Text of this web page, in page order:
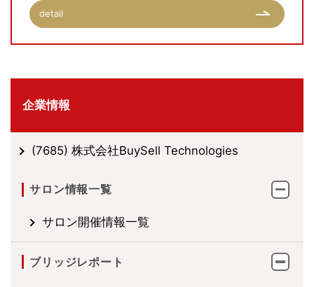
detail
企業情報
(7685) 株式会社BuySell Technologies
サロン情報一覧
サロン開催情報一覧
ブリッジレポート